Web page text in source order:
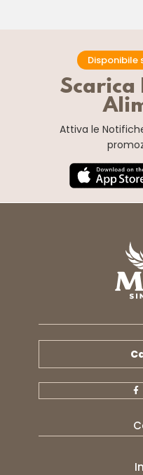
Disponibile
Scarica
Attiva le